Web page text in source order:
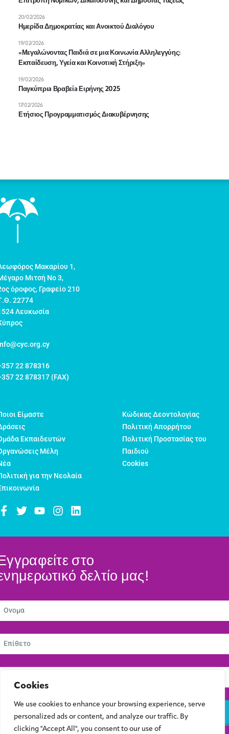
Cookies
We use cookies to enhance your browsing experience, serve
personalized ads or content, and analyze our traffic. By
clicking "Accept All", you consent to our use of
Ημερίδα Δημοκρατίας και Ανοικτού Διαλόγου
20/02/2026
«Μεγαλώνοντας Παιδιά σε μια Κοινωνία Αλληλεγγύης:
Εκπαίδευση, Υγεία και Κοινοτική Στήριξη»
19/02/2026
Παγκύπριa Βραβείa Ειρήνης 2025
19/02/2026
Ετήσιος Προγραμματισμός Διακυβέρνησης
17/02/2026
Μακαρίου 1,
Μιτσή Νο 3,
όροφος, Γραφείο 210
22774
Λευκωσία
22 878316
22 878317 (FAX)
Είμαστε
Εκπαιδευτών
Μέλη
για την Νεολαία
Κώδικας Δεοντολογίας
Πολιτική Απορρήτου
Πολιτική Προστασίας του
Παιδιού
Cookies
στο
δελτίο μας!
Εγγραφείτε